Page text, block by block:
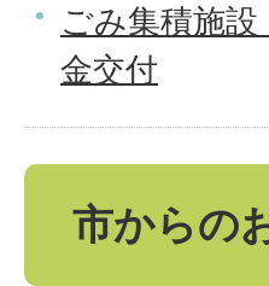
ごみ集積施
金交付
市からの